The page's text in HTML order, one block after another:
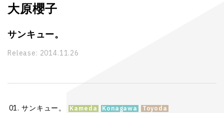
大原櫻子
サンキュー。
Release: 2014.11.26
サンキュー。